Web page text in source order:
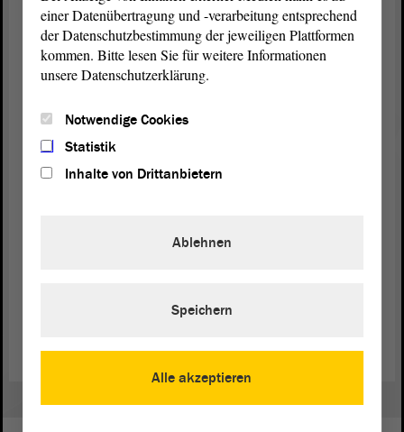
hätten Sie nicht die Möglichkeit, Ihre Meinung zu
sagen. Wenn Sie aber diese Meinungsfreiheit
missbrauchen, um die freiheitlich-demokratische
Grundordnung zu beseitigen, dann ist es eine
Staates, und das wird jetzt beobachtet. - Vielen
(Beifall bei der FDP - Zustimmung bei der CDU,
Zurück zur Landtagssitzung
einer Datenübertragung und -verarbeitung entsprechend
der Datenschutzbestimmung der jeweiligen Plattformen
kommen. Bitte lesen Sie für weitere Informationen
unsere Datenschutzerklärung.
Notwendige Cookies
Statistik
Inhalte von Drittanbietern
Alle akzeptieren
Ablehnen
Speichern